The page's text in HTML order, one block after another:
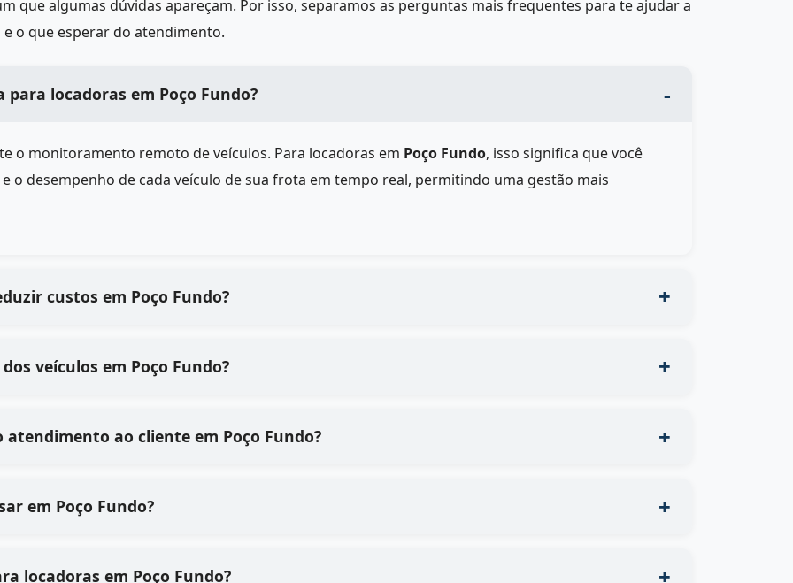
que algumas dúvidas apareçam. Por isso, separamos as perguntas mais frequentes para te ajudar a
o que esperar do atendimento.
locadoras em Poço Fundo?
o monitoramento remoto de veículos. Para locadoras em Poço Fundo, isso significa que você
o desempenho de cada veículo de sua frota em tempo real, permitindo uma gestão mais
custos em Poço Fundo?
veículos em Poço Fundo?
ao cliente em Poço Fundo?
em Poço Fundo?
locadoras em Poço Fundo?